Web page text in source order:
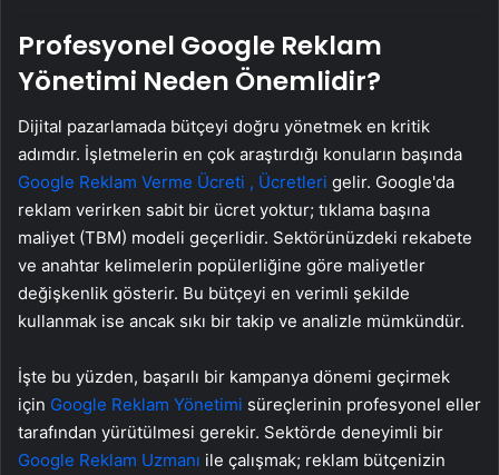
Profesyonel Google Reklam
Yönetimi Neden Önemlidir?
Dijital pazarlamada bütçeyi doğru yönetmek en kritik
adımdır. İşletmelerin en çok araştırdığı konuların başında
Google Reklam Verme Ücreti , Ücretleri gelir. Google'da
reklam verirken sabit bir ücret yoktur; tıklama başına
maliyet (TBM) modeli geçerlidir. Sektörünüzdeki rekabete
ve anahtar kelimelerin popülerliğine göre maliyetler
değişkenlik gösterir. Bu bütçeyi en verimli şekilde
kullanmak ise ancak sıkı bir takip ve analizle mümkündür.
İşte bu yüzden, başarılı bir kampanya dönemi geçirmek
için Google Reklam Yönetimi süreçlerinin profesyonel eller
tarafından yürütülmesi gerekir. Sektörde deneyimli bir
Google Reklam Uzmanı ile çalışmak; reklam bütçenizin